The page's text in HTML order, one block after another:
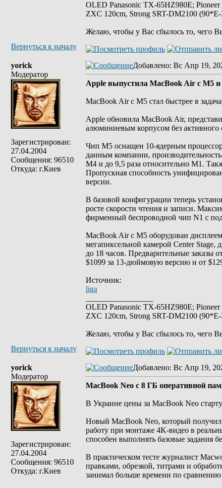
OLED Panasonic TX-65HZ980E;
ZXC 120cm, Strong SRT-DM2100
Желаю, чтобы у Вас сбылось то, чего
Вернуться к началу
yorick
Модератор
Зарегистрирован:
27.04.2004
Сообщения: 96510
Откуда: г.Киев
Добавлено: Вс Апр 19,
Apple выпустила MacBook Air с M5 и
MacBook Air с M5 стал быстрее в
Apple обновила MacBook Air,
алюминиевым корпусом без
Чип M5 оснащен 10-ядерным
данным компании,
M4 и до 9,5 раза относительно M1.
Пропускная способность
версии.
В базовой конфигурации теперь
росте скорости чтения и записи.
фирменный беспроводной чип N1 с
MacBook Air с M5 оборудован
мегапиксельной камерой Center Stage,
до 18 часов. Предварительные заказы
$1099 за 13-дюймовую версию и от
Источник:
liga
OLED Panasonic TX-65HZ980E;
ZXC 120cm, Strong SRT-DM2100
Желаю, чтобы у Вас сбылось то, чего
Вернуться к началу
yorick
Модератор
Зарегистрирован:
27.04.2004
Сообщения: 96510
Откуда: г.Киев
Добавлено: Вс Апр 19,
MacBook Neo с 8 ГБ оперативной
В Украине цены за MacBook Neo
Новый MacBook Neo, который
работу при монтаже 4K-видео в
способен выполнять базовые задания
В практическом тесте журналист
правками, обрезкой, титрами и
занимал больше времени по